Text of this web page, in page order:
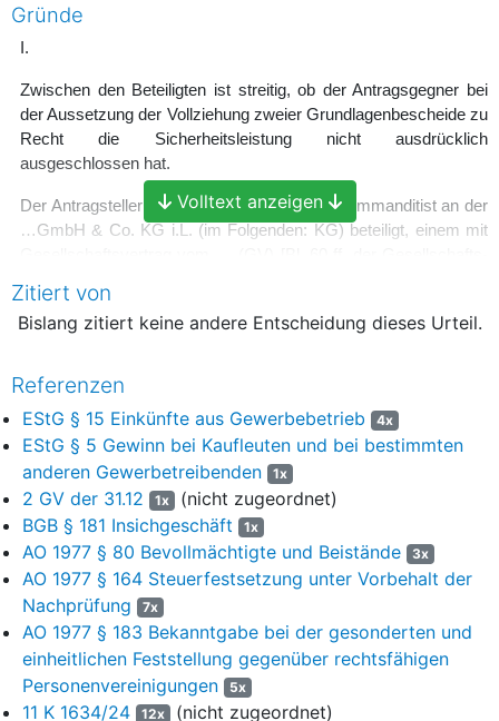
Gründe
I.
Zwischen den Beteiligten ist streitig, ob der Antragsgegner bei
der Aussetzung der Vollziehung zweier Grundlagenbescheide zu
Recht die Sicherheitsleistung nicht ausdrücklich
ausgeschlossen hat.
Der Antragsteller war seit dem ….2000 als Kommanditist an der
…GmbH & Co. KG i.L. (im Folgenden: KG) beteiligt, einem mit
Gegenstand des Unternehmens war gemäß § 1.1.1 GV die
Entwicklung, Produktion … und Vertrieb von … Produktionen
Amtsgericht (AG) Stadt L unter der Nr. HRA … eingetragen, seit
….
Die Kommanditeinlage des Antragstellers betrug x.xxx.xxx,xx €.
Gemäß § 1.4.6 GV musste er jedoch nur 48 % der
Kommanditeinlage einzahlen; der Rest sollte durch die
erwirtschafteten Gewinne aufgefüllt werden. Wegen finanzieller
Probleme der KG beschloss die Gesellschafterversammlung
am ….2007, dass die Kommanditisten weitere 3 % des
Kommanditkapitals einzahlen sollten. Im Jahr 2009 wurde
beschlossen, diese Beträge einzuziehen.
Die Gesellschafter der KG erzielten Einkünfte aus
Gewerbebetrieb gemäß§ 15 des Einkommensteuergesetzes
Volltext anzeigen
Zitiert von
Bislang zitiert keine andere Entscheidung dieses Urteil.
Referenzen
EStG § 15 Einkünfte aus Gewerbebetrieb 4x
EStG § 5 Gewinn bei Kaufleuten und bei bestimmten
anderen Gewerbetreibenden
1x
2 GV der 31.12 1x (nicht zugeordnet)
BGB § 181 Insichgeschäft
1x
AO 1977 § 80 Bevollmächtigte und Beistände 3x
AO 1977 § 164 Steuerfestsetzung unter Vorbehalt der
Nachprüfung
7x
AO 1977 § 183 Bekanntgabe bei der gesonderten und
einheitlichen Feststellung gegenüber rechtsfähigen
Personenvereinigungen
5x
11 K 1634/24 12x (nicht zugeordnet)